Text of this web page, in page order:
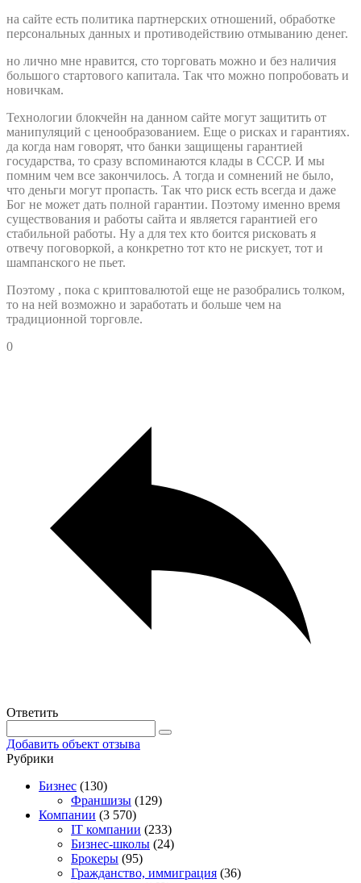
на сайте есть политика партнерских отношений, обработке
персональных данных и противодействию отмыванию денег.
но лично мне нравится, сто торговать можно и без наличия
большого стартового капитала. Так что можно попробовать и
новичкам.
Технологии блокчейн на данном сайте могут защитить от
манипуляций с ценообразованием. Еще о рисках и гарантиях.
да когда нам говорят, что банки защищены гарантией
государства, то сразу вспоминаются клады в СССР. И мы
помним чем все закончилось. А тогда и сомнений не было,
что деньги могут пропасть. Так что риск есть всегда и даже
Бог не может дать полной гарантии. Поэтому именно время
существования и работы сайта и является гарантией его
стабильной работы. Ну а для тех кто боится рисковать я
отвечу поговоркой, а конкретно тот кто не рискует, тот и
шампанского не пьет.
Поэтому , пока с криптовалютой еще не разобрались толком,
то на ней возможно и заработать и больше чем на
традиционной торговле.
0
Ответить
Добавить объект отзыва
Рубрики
Бизнес (130)
Франшизы (129)
Компании (3 570)
IT компании (233)
Бизнес-школы (24)
Брокеры (95)
Гражданство, иммиграция (36)